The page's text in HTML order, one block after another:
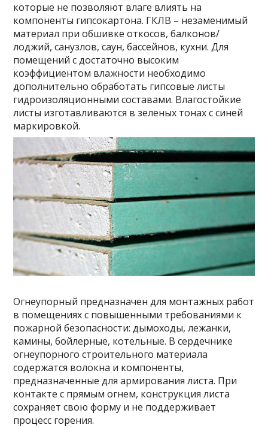
которые не позволяют влаге влиять на
компоненты гипсокартона. ГКЛВ – незаменимый
материал при обшивке откосов, балконов/
лоджий, санузлов, саун, бассейнов, кухни. Для
помещений с достаточно высоким
коэффициентом влажности необходимо
дополнительно обработать гипсовые листы
гидроизоляционными составами. Влагостойкие
листы изготавливаются в зеленых тонах с синей
маркировкой.
Огнеупорный предназначен для монтажных работ
в помещениях с повышенными требованиями к
пожарной безопасности: дымоходы, лежанки,
камины, бойлерные, котельные. В сердечнике
огнеупорного строительного материала
содержатся волокна и компоненты,
предназначенные для армирования листа. При
контакте с прямым огнем, конструкция листа
сохраняет свою форму и не поддерживает
процесс горения.